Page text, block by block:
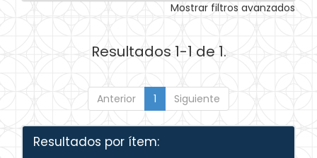
Mostrar filtros avanzados
Resultados 1-1 de 1.
Anterior 1 Siguiente
Resultados por ítem: